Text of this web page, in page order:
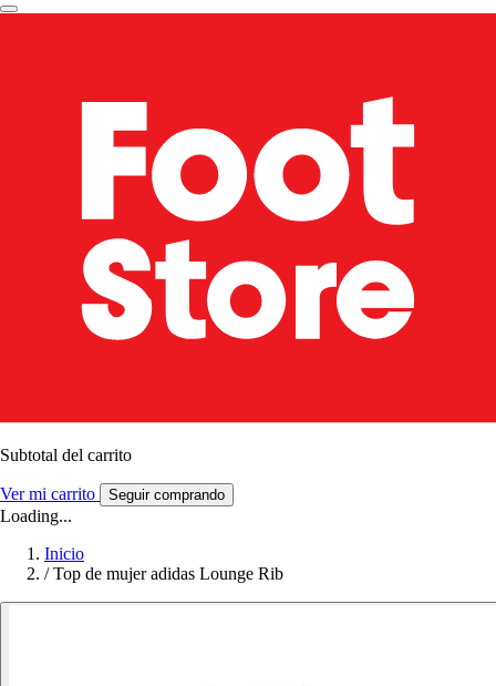
Subtotal del carrito
Ver mi carrito Seguir comprando
Loading...
Inicio
/ Top de mujer adidas Lounge Rib